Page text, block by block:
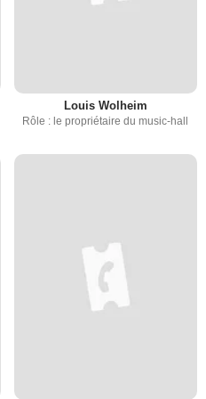
Louis Wolheim
Rôle : le propriétaire du music-hall